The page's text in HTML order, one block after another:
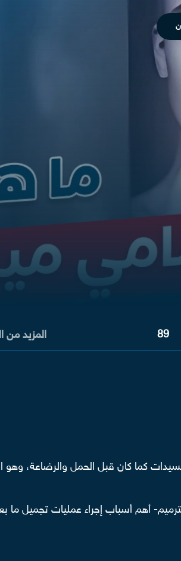
89 المزيد من
كما كان قبل الحمل والرضاعة، وهو
أهم أسباب إجراء عمليات تجميل ما